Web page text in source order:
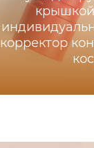
корректор